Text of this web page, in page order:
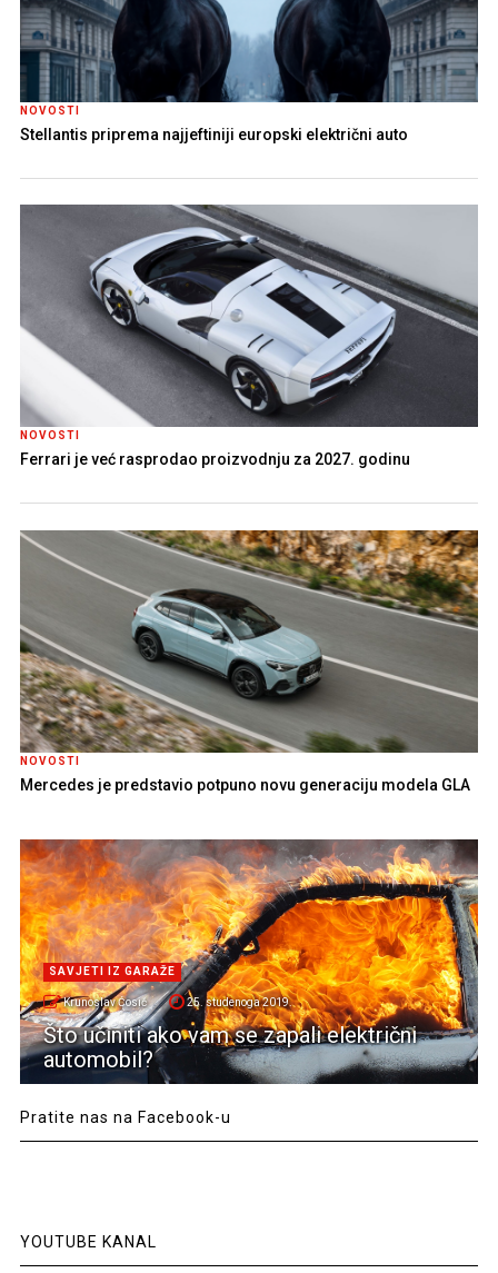
NOVOSTI
Stellantis priprema najjeftiniji europski električni auto
NOVOSTI
Ferrari je već rasprodao proizvodnju za 2027. godinu
NOVOSTI
Mercedes je predstavio potpuno novu generaciju modela GLA
SAVJETI IZ GARAŽE
Krunoslav Ćosić 25. studenoga 2019.
Što učiniti ako vam se zapali električni
automobil?
Pratite nas na Facebook-u
YOUTUBE KANAL